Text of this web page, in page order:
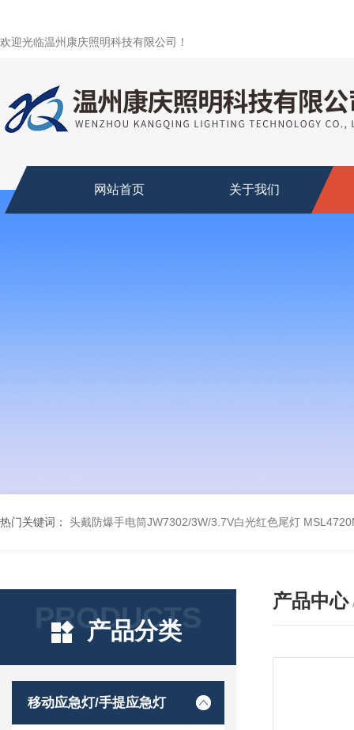
欢迎光临温州康庆照明科技有限公司！
网站首页 关于我们
热门关键词： 头戴防爆手电筒JW7302/3W/3.7V白光红色尾灯
PRODUCTS
产品分类
移动应急灯/手提应急灯
产品中心